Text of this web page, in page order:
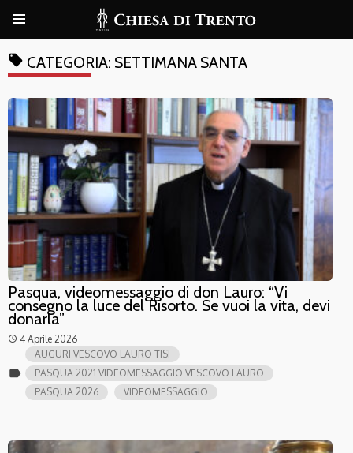
local_offer CATEGORIA: SETTIMANA SANTA
Pasqua, videomessaggio di don Lauro: “Vi
consegno la luce del Risorto. Se vuoi la vita, devi
donarla”
access_time 4 Aprile 2026
label
AUGURI VESCOVO LAURO TISI
PASQUA 2021 VIDEOMESSAGGIO VESCOVO LAURO
PASQUA 2026
VIDEOMESSAGGIO